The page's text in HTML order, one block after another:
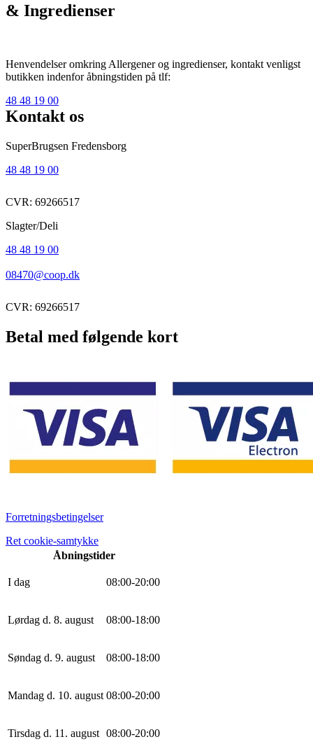
& Ingredienser
Henvendelser omkring Allergener og ingredienser, kontakt venligst
butikken indenfor åbningstiden på tlf:
48 48 19 00
Kontakt os
SuperBrugsen Fredensborg
48 48 19 00
CVR: 69266517
Slagter/Deli
48 48 19 00
08470@coop.dk
CVR: 69266517
Betal med følgende kort
Forretningsbetingelser
Ret cookie-samtykke
Åbningstider
I dag 08:00-20:00
Lørdag d. 8. august 08:00-18:00
Søndag d. 9. august 08:00-18:00
Mandag d. 10. august 08:00-20:00
Tirsdag d. 11. august 08:00-20:00